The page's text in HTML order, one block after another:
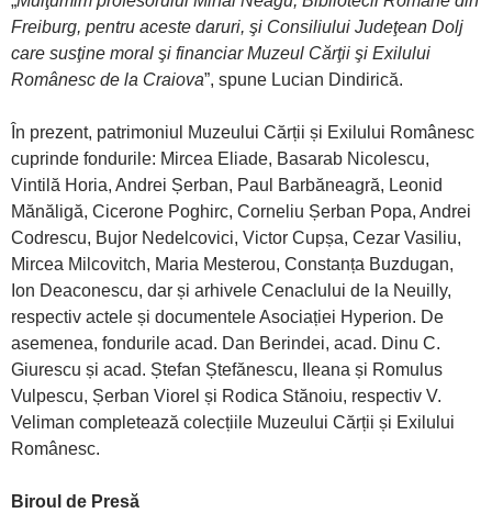
Freiburg, pentru aceste daruri, şi Consiliului Judeţean Dolj
care susţine moral şi financiar Muzeul Cărţii şi Exilului
Românesc de la Craiova”, spune Lucian Dindirică.
În prezent, patrimoniul Muzeului Cărții și Exilului Românesc
cuprinde fondurile: Mircea Eliade, Basarab Nicolescu,
Vintilă Horia, Andrei Șerban, Paul Barbăneagră, Leonid
Mănăligă, Cicerone Poghirc, Corneliu Șerban Popa, Andrei
Codrescu, Bujor Nedelcovici, Victor Cupșa, Cezar Vasiliu,
Mircea Milcovitch, Maria Mesterou, Constanța Buzdugan,
Ion Deaconescu, dar și arhivele Cenaclului de la Neuilly,
respectiv actele și documentele Asociației Hyperion. De
asemenea, fondurile acad. Dan Berindei, acad. Dinu C.
Giurescu și acad. Ștefan Ștefănescu, Ileana și Romulus
Vulpescu, Șerban Viorel și Rodica Stănoiu, respectiv V.
Veliman completează colecțiile Muzeului Cărții și Exilului
Românesc.
Biroul de Presă